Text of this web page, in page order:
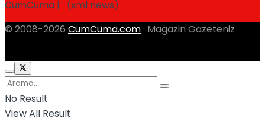
CumCuma | (xml news)
© 2008-2026 CumCuma.com · Magazin Gazeteniz
No Result
View All Result